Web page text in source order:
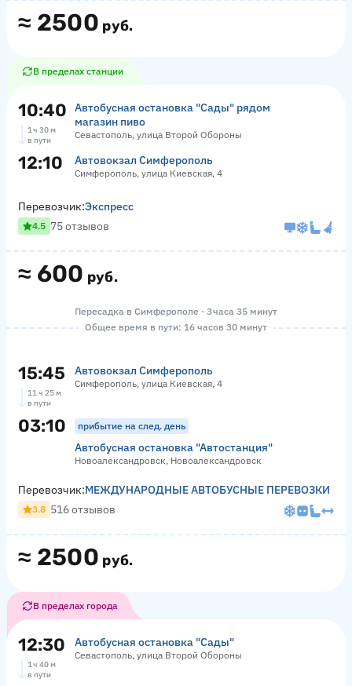
≈ 2500 руб.
В пределах станции
10:40
Автобусная остановка "Сады" рядом
магазин пиво
Севастополь, улица Второй Обороны
1 ч 30 м
в пути
12:10 Автовокзал Симферополь
Симферополь, улица Киевская, 4
≈ 600 руб.
Перевозчик:Экспресс
4.5 75 отзывов
Пересадка в Симферополе · 3 часа 35 минут
Общее время в пути: 16 часов 30 минут
15:45 Автовокзал Симферополь
Симферополь, улица Киевская, 4
11 ч 25 м
в пути
03:10 прибытие на след. день
Автобусная остановка "Автостанция"
Новоалександровск, Новоалександровск
≈ 2500 руб.
Перевозчик:МЕЖДУНАРОДНЫЕ АВТОБУСНЫЕ ПЕРЕВОЗКИ
3.8 516 отзывов
В пределах города
12:30 Автобусная остановка "Сады"
Севастополь, улица Второй Обороны
1 ч 40 м
в пути